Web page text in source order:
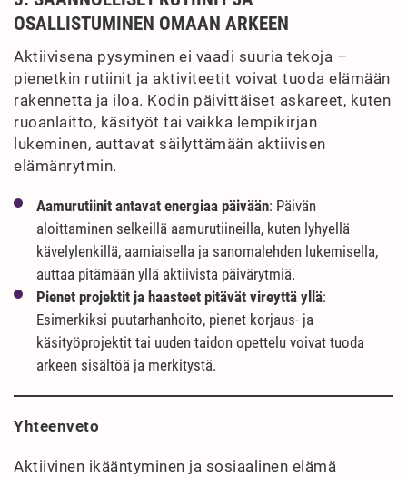
OSALLISTUMINEN OMAAN ARKEEN
Aktiivisena pysyminen ei vaadi suuria tekoja –
pienetkin rutiinit ja aktiviteetit voivat tuoda elämään
rakennetta ja iloa. Kodin päivittäiset askareet, kuten
ruoanlaitto, käsityöt tai vaikka lempikirjan
lukeminen, auttavat säilyttämään aktiivisen
elämänrytmin.
Aamurutiinit antavat energiaa päivään: Päivän
aloittaminen selkeillä aamurutiineilla, kuten lyhyellä
kävelylenkillä, aamiaisella ja sanomalehden lukemisella,
auttaa pitämään yllä aktiivista päivärytmiä.
Pienet projektit ja haasteet pitävät vireyttä yllä:
Esimerkiksi puutarhanhoito, pienet korjaus- ja
käsityöprojektit tai uuden taidon opettelu voivat tuoda
arkeen sisältöä ja merkitystä.
Yhteenveto
Aktiivinen ikääntyminen ja sosiaalinen elämä